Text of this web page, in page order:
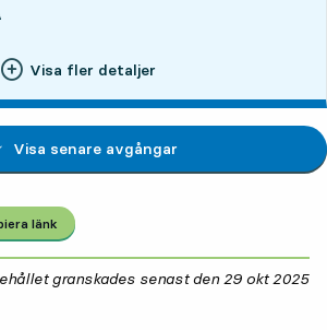
Visa fler detaljer
Visa senare avgångar
länk
granskades senast den 29 okt 2025